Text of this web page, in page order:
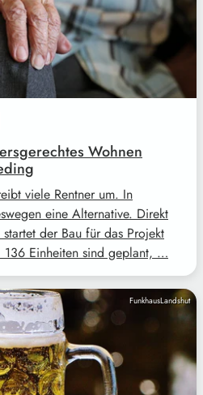
Wohnen
viele Rentner um. In
eine Alternative. Direkt
der Bau für das Projekt
136 Einheiten sind geplant, …
FunkhausLandshut